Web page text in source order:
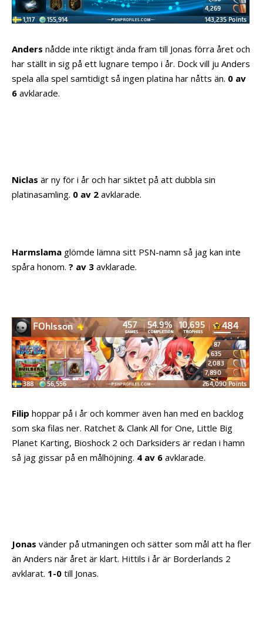
Anders nådde inte riktigt ända fram till Jonas förra året och
har ställt in sig på ett lugnare tempo i år. Dock vill ju Anders
spela alla spel samtidigt så ingen platina har nåtts än. 0 av
6 avklarade.
Niclas är ny för i år och har siktet på att dubbla sin
platinasamling. 0 av 2 avklarade.
Harmslama glömde lämna sitt PSN-namn så jag kan inte
spåra honom. ? av 3 avklarade.
Filip hoppar på i år och kommer även han med en backlog
som ska filas ner. Ratchet & Clank All for One, Little Big
Planet Karting, Bioshock 2 och Darksiders är redan i hamn
så jag gissar på en målhöjning. 4 av 6 avklarade.
Jonas vänder på utmaningen och sätter som mål att ha fler
än Anders när året är klart. Hittils i år är Borderlands 2
avklarat. 1-0 till Jonas.